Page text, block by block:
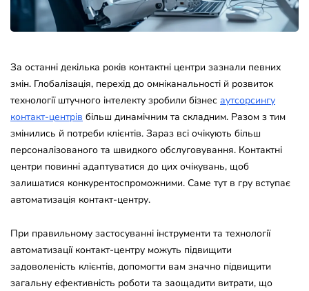
За останні декілька років контактні центри зазнали певних
змін. Глобалізація, перехід до омніканальності й розвиток
технології штучного інтелекту зробили бізнес аутсорсингу
контакт-центрів більш динамічним та складним. Разом з тим
змінились й потреби клієнтів. Зараз всі очікують більш
персоналізованого та швидкого обслуговування. Контактні
центри повинні адаптуватися до цих очікувань, щоб
залишатися конкурентоспроможними. Саме тут в гру вступає
автоматизація контакт-центру.
При правильному застосуванні інструменти та технології
автоматизації контакт-центру можуть підвищити
задоволеність клієнтів, допомогти вам значно підвищити
загальну ефективність роботи та заощадити витрати, що